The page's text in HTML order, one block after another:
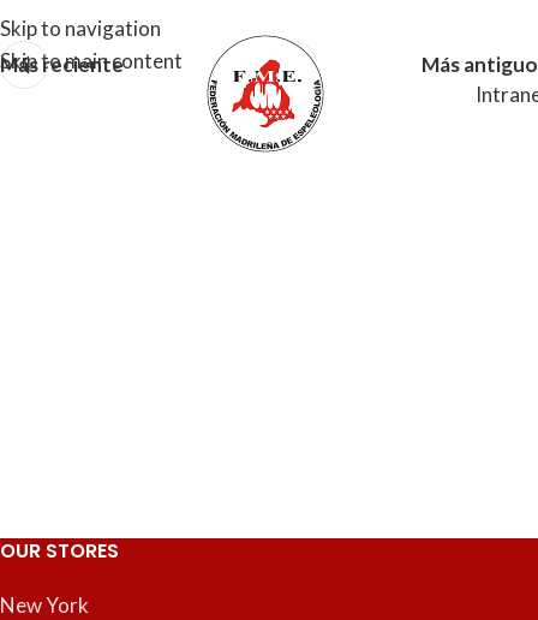
Skip to navigation
Skip to main content
MENU
Más reciente Más antiguo
OUR STORES
New York